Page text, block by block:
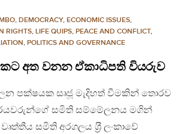
, DEMOCRACY, ECONOMIC ISSUES,
RIGHTS, LIFE QUIPS, PEACE AND CONFLICT,
, POLITICS AND GOVERNANCE
අත වනන ඒකාධිපති වියරුව
පක්ෂයක සෘජූ මැදිහත් වීමකින් තොරව
සමිති සම්මේලනය මගින්
සමිති අරගලය ශ‍්‍රී ලංකාවේ